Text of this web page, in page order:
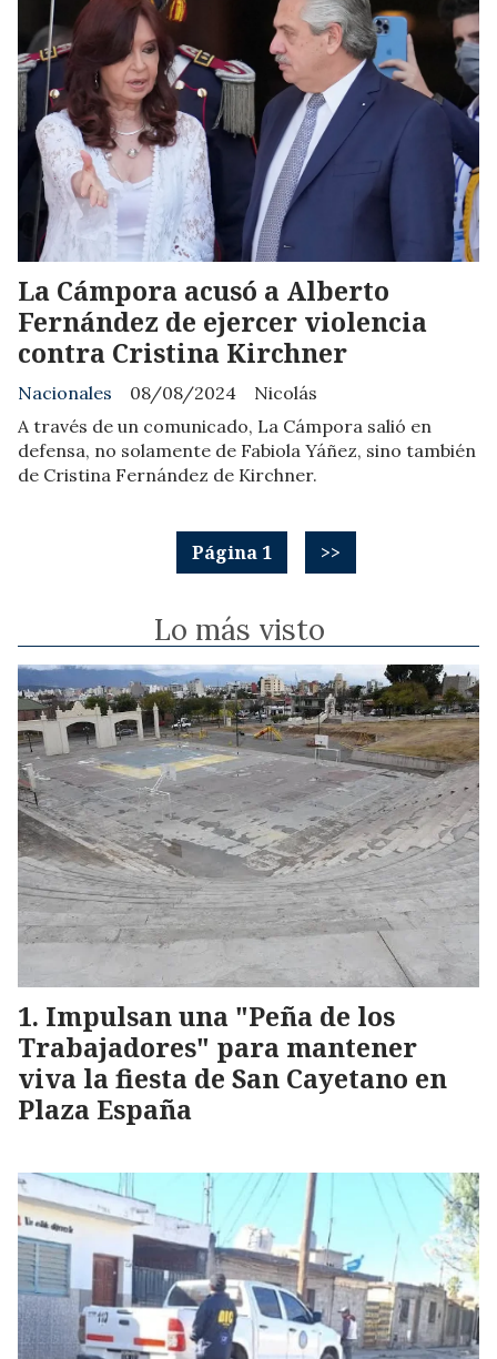
La Cámpora acusó a Alberto
Fernández de ejercer violencia
contra Cristina Kirchner
Nicolás
Nacionales
08/08/2024
A través de un comunicado, La Cámpora salió en
defensa, no solamente de Fabiola Yáñez, sino también
de Cristina Fernández de Kirchner.
Página 1 >>
Lo más visto
Impulsan una "Peña de los
Trabajadores" para mantener
viva la fiesta de San Cayetano en
Plaza España